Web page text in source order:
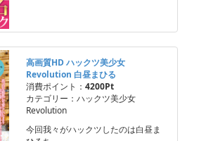
高画質HD ハックツ美少女
Revolution 白昼まひる
消費ポイント： 4200Pt
カテゴリー：ハックツ美少女
Revolution
今回我々がハックツしたのは白昼ま